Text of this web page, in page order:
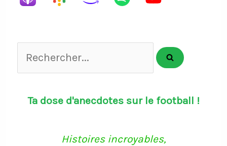
Rechercher...
Ta dose d'anecdotes sur le football !
Histoires incroyables,